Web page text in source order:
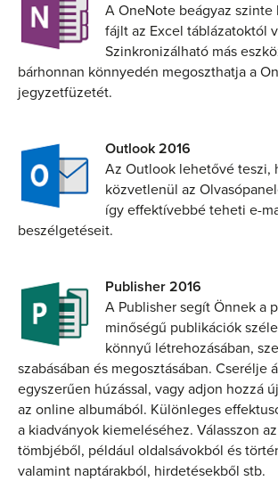
A OneNote beágyaz szinte
fájlt az Excel táblázatoktól
Szinkronizálható más
bárhonnan könnyedén megoszthatja a
jegyzetfüzetét.
Outlook 2016
Az Outlook lehetővé teszi,
közvetlenül az
így effektívebbé teheti e-
beszélgetéseit.
Publisher 2016
A Publisher segít Önnek a
minőségű publikációk
könnyű létrehozásában,
szabásában és megosztásában. Cserélje
egyszerűen húzással, vagy adjon hozzá
az online albumából. Különleges
a kiadványok kiemeléséhez. Válasszon
tömbjéből, például oldalsávokból és
valamint naptárakból, hirdetésekből stb.